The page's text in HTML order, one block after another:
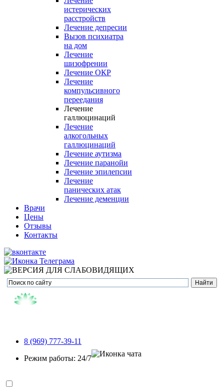
истерических
расстройств
Лечение депресии
Вызов психиатра
на дом
Лечение
шизофрении
Лечение ОКР
Лечение
компульсивного
переедания
Лечение
галлюцинаций
Лечение
алкогольных
галлюцинаций
Лечение аутизма
Лечение паранойи
Лечение эпилепсии
Лечение
панических атак
Лечение деменции
Врачи
Цены
Отзывы
Контакты
8 (969) 777-39-11
Режим работы: 24/7